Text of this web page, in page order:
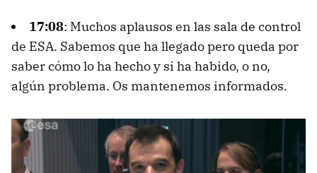
17:08: Muchos aplausos en las sala de control
de ESA. Sabemos que ha llegado pero queda por
saber cómo lo ha hecho y si ha habido, o no,
algún problema. Os mantenemos informados.